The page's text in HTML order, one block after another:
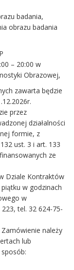
badania,
obrazu badania
– 20:00 w
Obrazowej,
zawarta będzie
przez
działalności
formie, z
ust. 3 i art. 133
ze
Dziale Kontraktów
w godzinach
w
tel. 32 624-75-
należy
lub